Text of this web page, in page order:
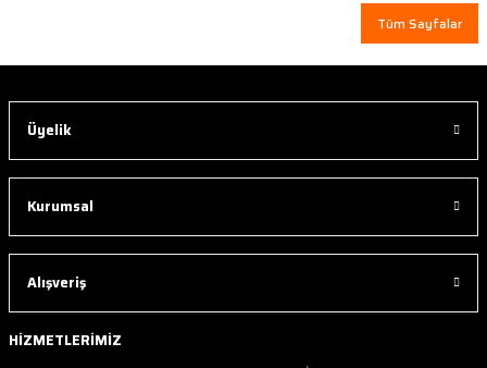
Tüm Sayfalar
Üyelik
Kurumsal
Alışveriş
HİZMETLERİMİZ